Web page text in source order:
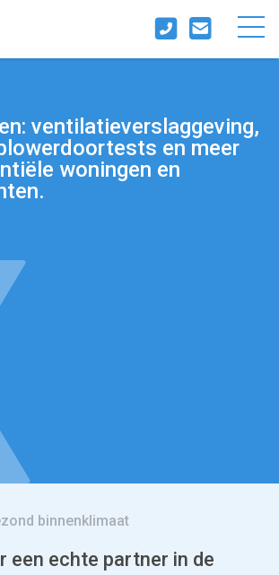
ventilatieverslaggeving,
en meer
woningen en
binnenklimaat
een echte partner in de